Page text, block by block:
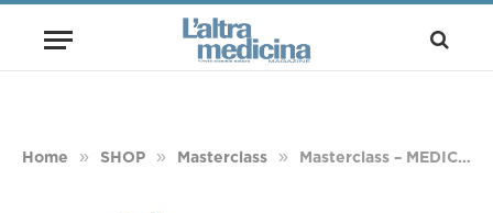
Home » SHOP » Masterclass » Masterclass – MEDICINE ALTERNATIVE – Martedì 23 giugno